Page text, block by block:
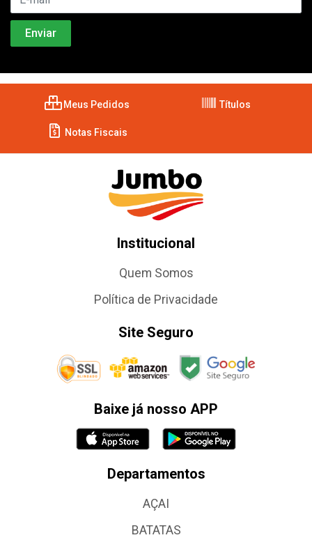
Meus Pedidos Títulos
Notas Fiscais
Institucional
Quem Somos
Política de Privacidade
Site Seguro
Baixe já nosso APP
Departamentos
AÇAI
BATATAS